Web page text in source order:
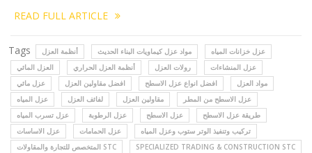
READ FULL ARTICLE
Tags أنظمة العزل مواد عزل كيماويات البناء الحديث
عزل خزانات المياه
العزل المائي
أنظمة العزل الحراري رولات العزل
عزل المنشاءات
عزل مائي
افضل مقاولين العزل افضل انواع عزل الاسطح
مواد العزل
عزل المياه
لفائف العزل مقاولين العزل
عزل الاسطح من المطر
عزل تسرب المياه
عزل الرطوبة عزل الاسطح
طريقة عزل الاسطح
عزل الاساسات
عزل الحمامات
تركيب وتنفيذ الوتر ستوب وعزل المياه
المتخصص للتجارة والمقاولات STC
SPECIALIZED TRADING & CONSTRUCTION STC